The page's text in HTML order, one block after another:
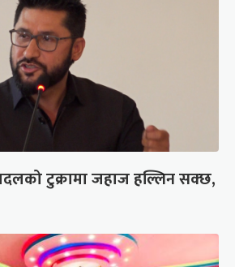
टुक्रामा जहाज हल्लिन सक्छ,